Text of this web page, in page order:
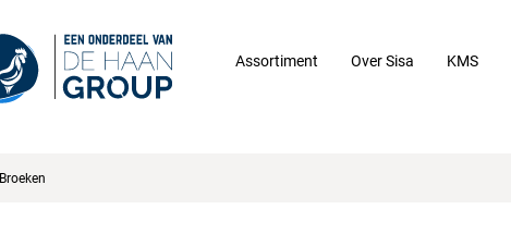
Assortiment Over Sisa KMS
Broeken